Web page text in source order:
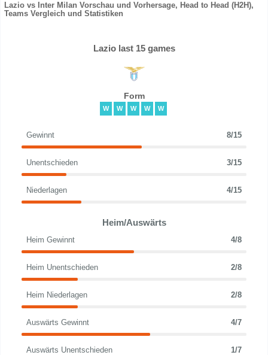
Lazio vs Inter Milan Vorschau und Vorhersage, Head to Head (H2H),
Teams Vergleich und Statistiken
Lazio last 15 games
Form
W W W W W
Gewinnt 8/15
Unentschieden 3/15
Niederlagen 4/15
Heim/Auswärts
Heim Gewinnt 4/8
Heim Unentschieden 2/8
Heim Niederlagen 2/8
Auswärts Gewinnt 4/7
Auswärts Unentschieden 1/7